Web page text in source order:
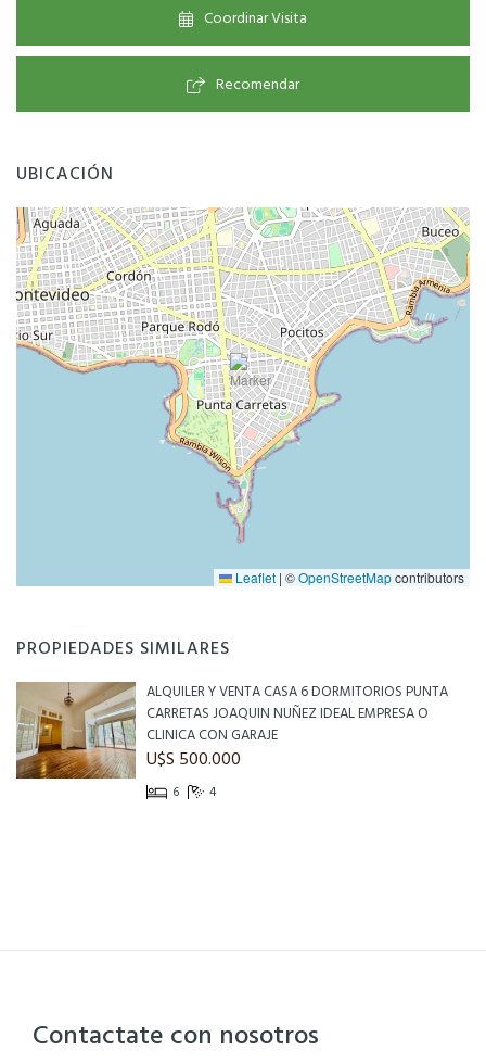
Coordinar Visita
Recomendar
UBICACIÓN
Leaflet | ©OpenStreetMapcontributors
PROPIEDADES SIMILARES
ALQUILER Y VENTA CASA 6 DORMITORIOS PUNTA
CARRETAS JOAQUIN NUÑEZ IDEAL EMPRESA O
CLINICA CON GARAJE
U$S 500.000
6 4
Contactate con nosotros